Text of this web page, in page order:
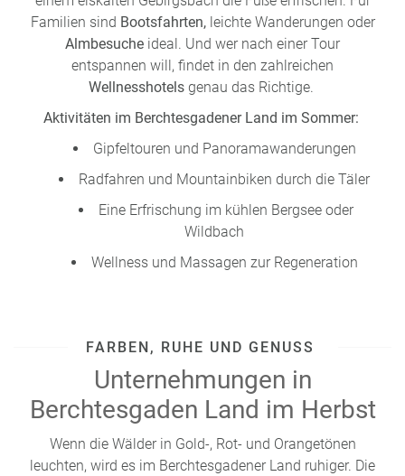
Familien sind Bootsfahrten, leichte Wanderungen oder
Almbesuche ideal. Und wer nach einer Tour
entspannen will, findet in den zahlreichen
Wellnesshotels genau das Richtige.
Aktivitäten im Berchtesgadener Land im Sommer:
Gipfeltouren und Panoramawanderungen
Radfahren und Mountainbiken durch die Täler
Eine Erfrischung im kühlen Bergsee oder
Wildbach
Wellness und Massagen zur Regeneration
FARBEN, RUHE UND GENUSS
Unternehmungen in
Berchtesgaden Land im Herbst
Wenn die Wälder in Gold-, Rot- und Orangetönen
leuchten, wird es im Berchtesgadener Land ruhiger. Die